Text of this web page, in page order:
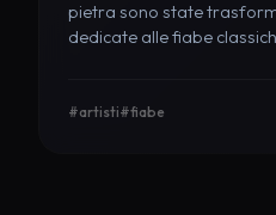
pietra sono state
dedicate alle fiabe
#artisti#fiabe